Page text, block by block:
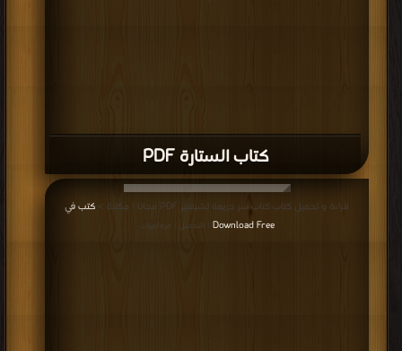
كتاب الستارة PDF
قراءة و تحميل كتاب كتاب سر جريمة تشيمنيز PDF مجانا | مكتبة >
كتب في
Download Free
| التحميل : مرة/مرات